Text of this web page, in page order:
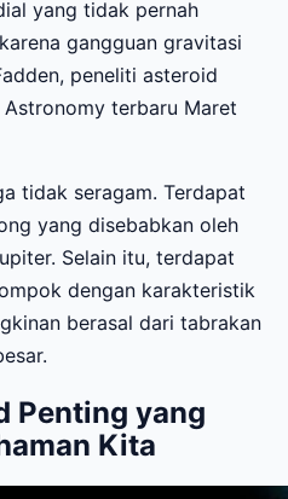
yang tidak pernah
gangguan gravitasi
peneliti asteroid
terbaru Maret
tidak seragam. Terdapat
yang disebabkan oleh
Selain itu, terdapat
dengan karakteristik
berasal dari tabrakan
Penting yang
Kita